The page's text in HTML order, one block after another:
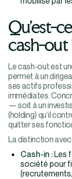
Qu’est-
cash-
Le cash-out est
permet à un
ses actifs
immédiates.
— soit à un
(holding) qu’il
quitter ses
La distinction avec
Cash-in :Les
société pour